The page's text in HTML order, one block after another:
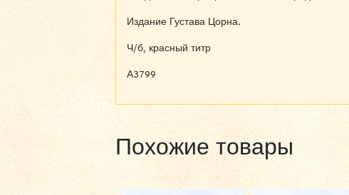
Издание Густава Цорна.
Ч/б, красный титр
А3799
Похожие товары